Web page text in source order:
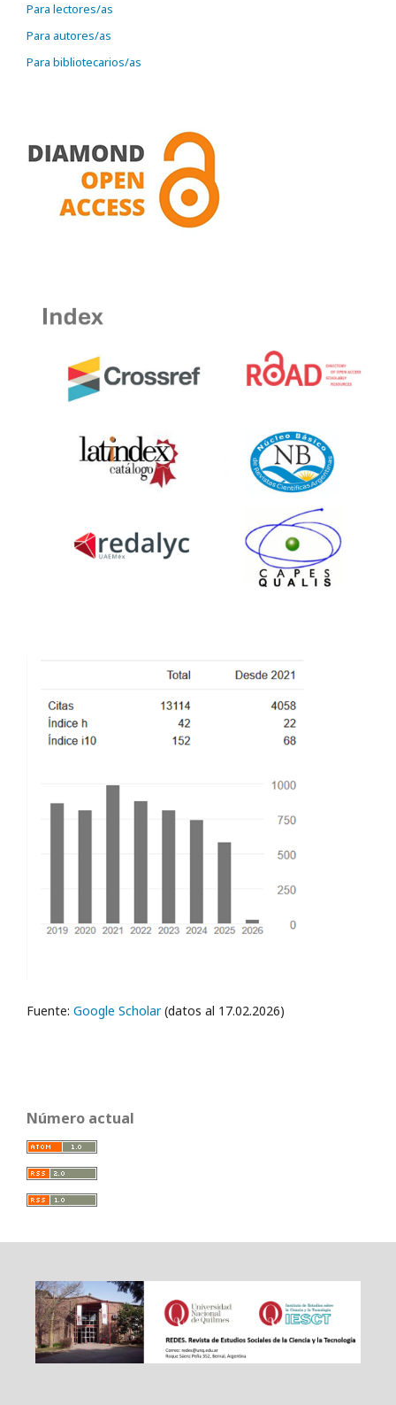
Para lectores/as
Para autores/as
Para bibliotecarios/as
Fuente: Google Scholar(datos al 17.02.2026)
Número actual